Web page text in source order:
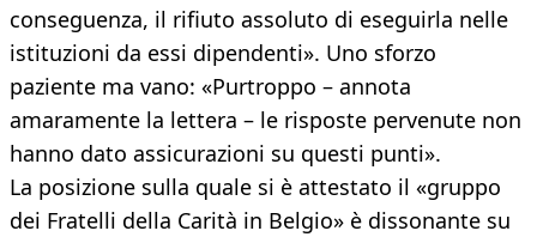
conseguenza, il rifiuto assoluto di eseguirla nelle
istituzioni da essi dipendenti». Uno sforzo
paziente ma vano: «Purtroppo – annota
amaramente la lettera – le risposte pervenute non
hanno dato assicurazioni su questi punti».
La posizione sulla quale si è attestato il «gruppo
dei Fratelli della Carità in Belgio» è dissonante su